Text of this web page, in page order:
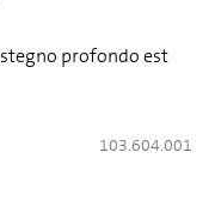
profondo est
103.604.001